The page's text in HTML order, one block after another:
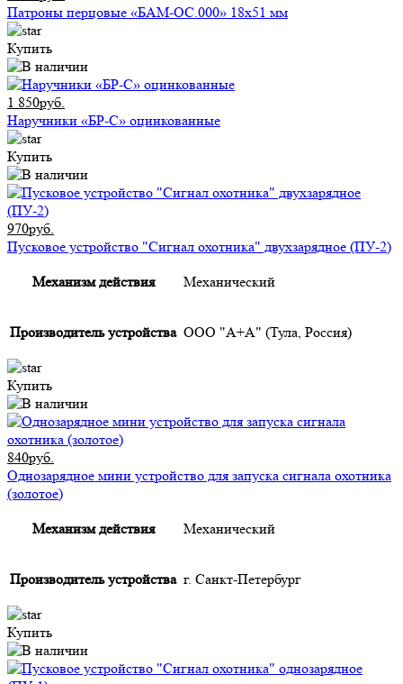
Патроны перцовые «БАМ-ОС.000» 18х51 мм
Купить
1 850руб.
Наручники «БР-С» оцинкованные
Купить
970руб.
Пусковое устройство "Сигнал охотника" двухзарядное (ПУ-2)
Механизм действия Механический
Производитель устройства ООО "А+А" (Тула, Россия)
Купить
840руб.
Однозарядное мини устройство для запуска сигнала охотника
(золотое)
Механизм действия Механический
Производитель устройства г. Санкт-Петербург
Купить